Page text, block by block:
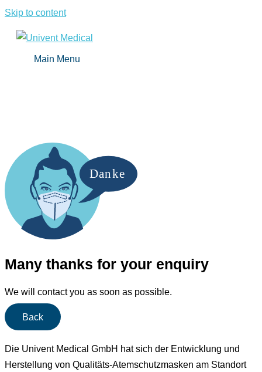
Skip to content
Main Menu
Danke
Many thanks for your enquiry
We will contact you as soon as possible.
Back
Die Univent Medical GmbH hat sich der Entwicklung und
Herstellung von Qualitäts-Atemschutzmasken am Standort